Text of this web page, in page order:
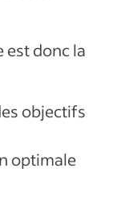
est donc la
objectifs
optimale